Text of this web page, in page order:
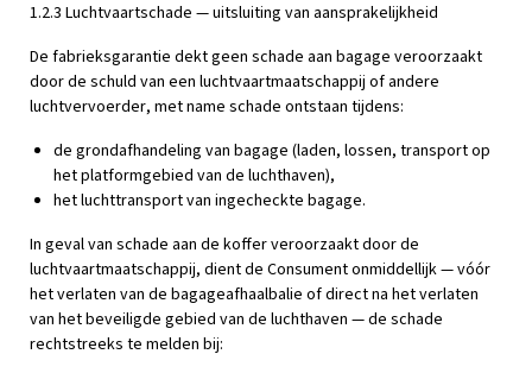
1.2.3 Luchtvaartschade — uitsluiting van aansprakelijkheid
De fabrieksgarantie dekt geen schade aan bagage veroorzaakt
door de schuld van een luchtvaartmaatschappij of andere
luchtvervoerder, met name schade ontstaan tijdens:
de grondafhandeling van bagage (laden, lossen, transport op
het platformgebied van de luchthaven),
het luchttransport van ingecheckte bagage.
In geval van schade aan de koffer veroorzaakt door de
luchtvaartmaatschappij, dient de Consument onmiddellijk — vóór
het verlaten van de bagageafhaalbalie of direct na het verlaten
van het beveiligde gebied van de luchthaven — de schade
rechtstreeks te melden bij: